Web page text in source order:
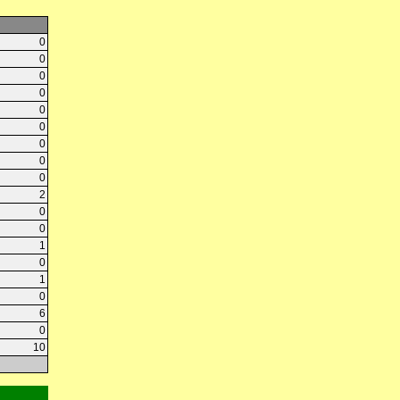
0
0
0
0
0
0
0
0
0
2
0
0
1
0
1
0
6
0
10